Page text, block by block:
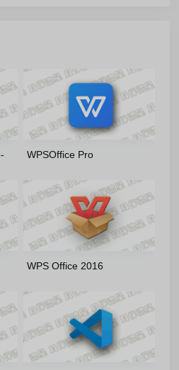
WPSOffice Pro
20260806 雨糖科技特别版
WPS Office 2016
糖科技特别版